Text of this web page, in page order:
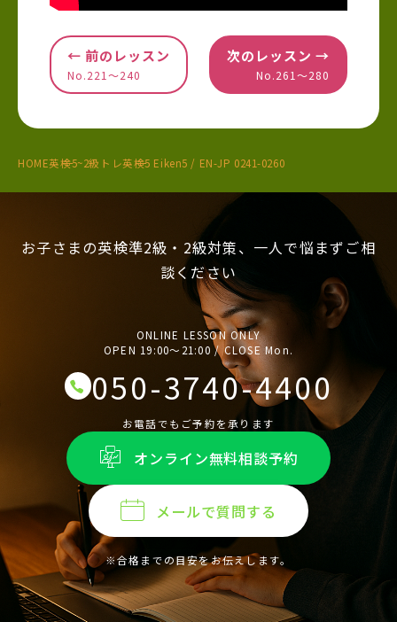
← 前のレッスン
No.221〜240
次のレッスン →
No.261〜280
HOME英検5~2級トレ英検5 Eiken5 / EN-JP 0241-0260
お子さまの英検準2級・2級対策、一人で悩まずご相
談ください
ONLINE LESSON ONLY
OPEN 19:00〜21:00 / CLOSE Mon.
050-3740-4400
お電話でもご予約を承ります
オンライン無料相談予約
メールで質問する
※合格までの目安をお伝えします。